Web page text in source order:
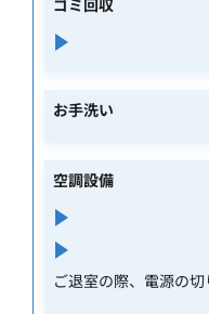
ゴミ回収
お手洗い
空調設備
ご退室の際、電源の切